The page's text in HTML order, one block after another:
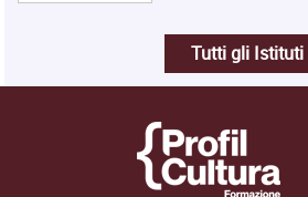
Tutti gli Istituti